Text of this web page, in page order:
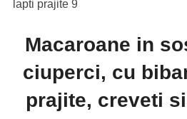
Macaroane in
ciuperci, cu
prajite, creveti